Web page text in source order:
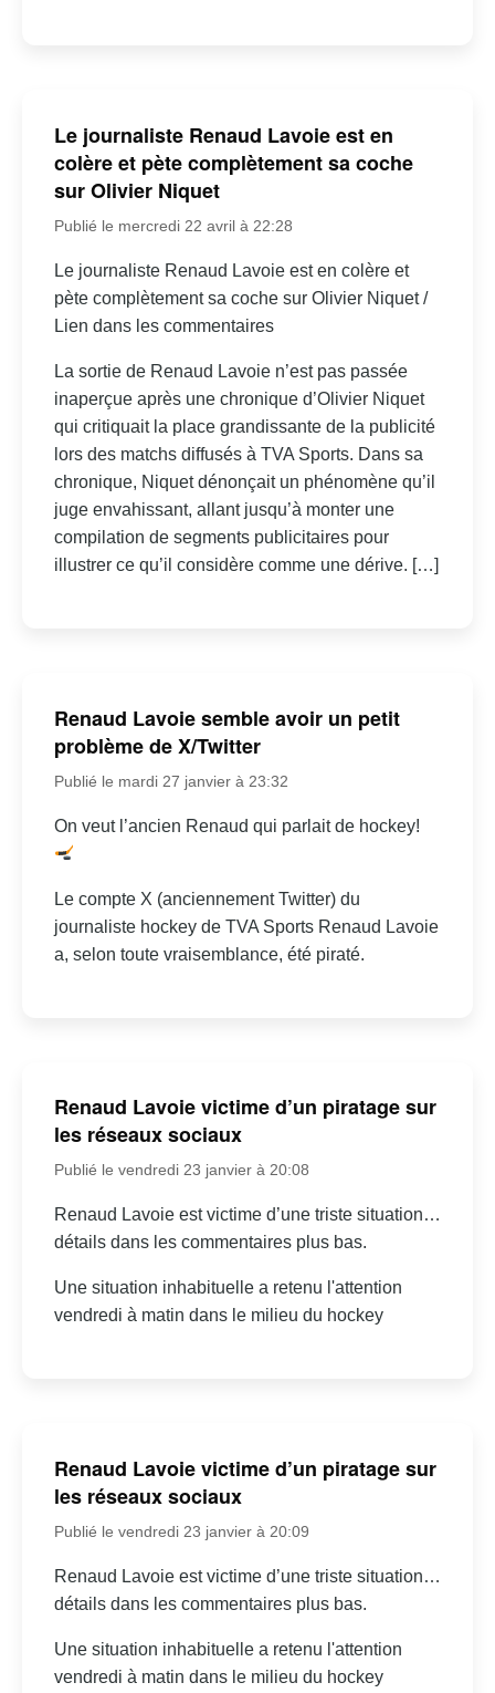
Le journaliste Renaud Lavoie est en
colère et pète complètement sa coche
sur Olivier Niquet
Publié le mercredi 22 avril à 22:28
Le journaliste Renaud Lavoie est en colère et
pète complètement sa coche sur Olivier Niquet /
Lien dans les commentaires
La sortie de Renaud Lavoie n’est pas passée
inaperçue après une chronique d’Olivier Niquet
qui critiquait la place grandissante de la publicité
lors des matchs diffusés à TVA Sports. Dans sa
chronique, Niquet dénonçait un phénomène qu’il
juge envahissant, allant jusqu’à monter une
compilation de segments publicitaires pour
illustrer ce qu’il considère comme une dérive. […]
Renaud Lavoie semble avoir un petit
problème de X/Twitter
Publié le mardi 27 janvier à 23:32
On veut l’ancien Renaud qui parlait de hockey!
Le compte X (anciennement Twitter) du
journaliste hockey de TVA Sports Renaud Lavoie
a, selon toute vraisemblance, été piraté.
Renaud Lavoie victime d’un piratage sur
les réseaux sociaux
Publié le vendredi 23 janvier à 20:08
Renaud Lavoie est victime d’une triste situation…
détails dans les commentaires plus bas.
Une situation inhabituelle a retenu l'attention
vendredi à matin dans le milieu du hockey
Renaud Lavoie victime d’un piratage sur
les réseaux sociaux
Publié le vendredi 23 janvier à 20:09
Renaud Lavoie est victime d’une triste situation…
détails dans les commentaires plus bas.
Une situation inhabituelle a retenu l'attention
vendredi à matin dans le milieu du hockey